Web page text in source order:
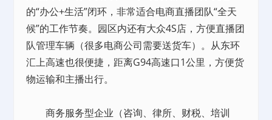
的“办公+生活”闭环，非常适合电商直播团队“全天
候”的工作节奏。园区内还有大众4S店，方便直播团
队管理车辆（很多电商公司需要送货车）。从东环
汇上高速也很便捷，距离G94高速口1公里，方便货
物运输和主播出行。
商务服务型企业（咨询、律所、财税、培训